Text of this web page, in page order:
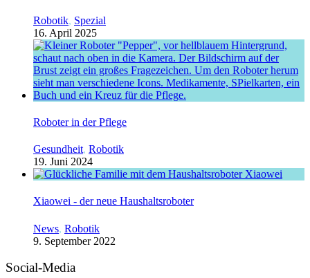
Robotik, Spezial
16. April 2025
Roboter in der Pflege
Gesundheit, Robotik
19. Juni 2024
Xiaowei - der neue Haushaltsroboter
News, Robotik
9. September 2022
Social-Media